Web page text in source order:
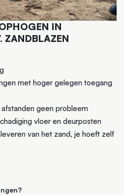
IN
ZANDBLAZEN
met hoger gelegen toegang
geen probleem
vloer en deurposten
van het zand, je hoeft zelf